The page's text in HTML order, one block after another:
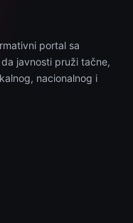
portal sa
javnosti pruži tačne,
nacionalnog i